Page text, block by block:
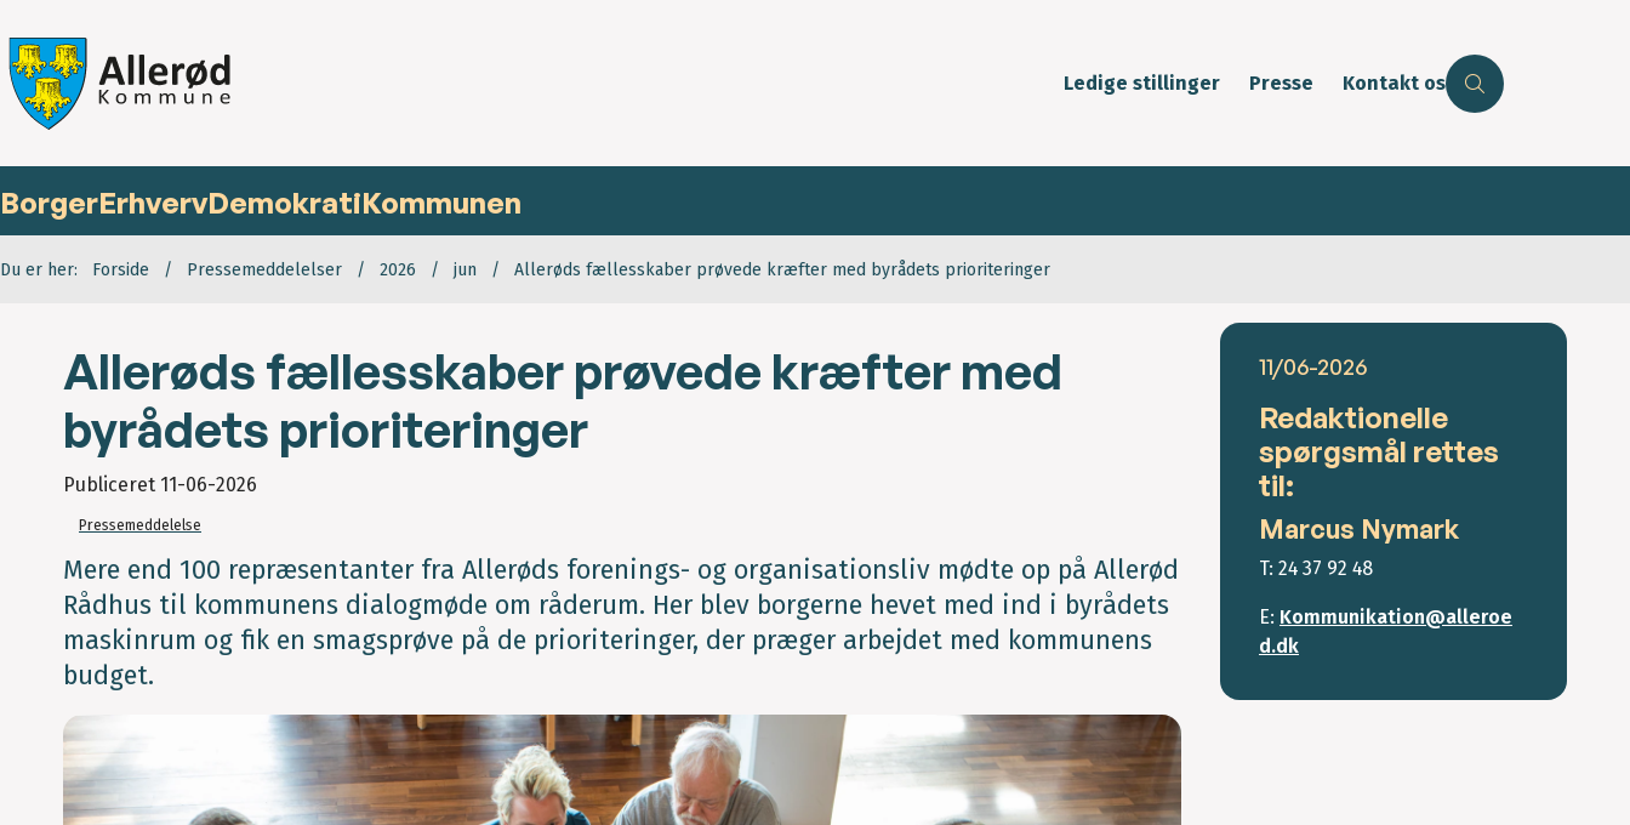
Ledige stillinger Presse Kontakt os
BorgerErhvervDemokratiKommunen
Du er her: Forside Pressemeddelelser 2026 jun Allerøds fællesskaber prøvede kræfter med byrådets prioriteringer
Allerøds fællesskaber prøvede kræfter med
byrådets prioriteringer
Publiceret 11-06-2026
Pressemeddelelse
Mere end 100 repræsentanter fra Allerøds forenings- og organisationsliv mødte op på Allerød
Rådhus til kommunens dialogmøde om råderum. Her blev borgerne hevet med ind i byrådets
maskinrum og fik en smagsprøve på de prioriteringer, der præger arbejdet med kommunens
budget.
11/06-2026
Redaktionelle
spørgsmål rettes
til:
Marcus Nymark
T: 24 37 92 48
E: Kommunikation@alleroe
d.dk